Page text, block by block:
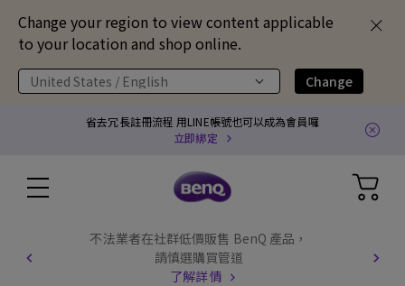
Change your region to view content applicable
to your location and shop online.
United States / English Change
省去冗長註冊流程 用LINE帳號也可以成為會員囉
立即綁定
不法業者在社群低價販售 BenQ 產品，
請慎選購買管道
了解詳情